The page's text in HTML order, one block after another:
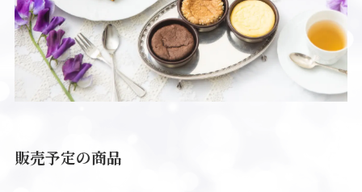
販売予定の商品